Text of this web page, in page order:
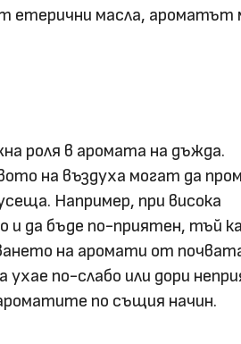
етерични масла, ароматът
роля в аромата на дъжда.
на въздуха могат да
Например, при висока
и да бъде по-приятен, тъй
на аромати от
по-слабо или дори
по същия начин.